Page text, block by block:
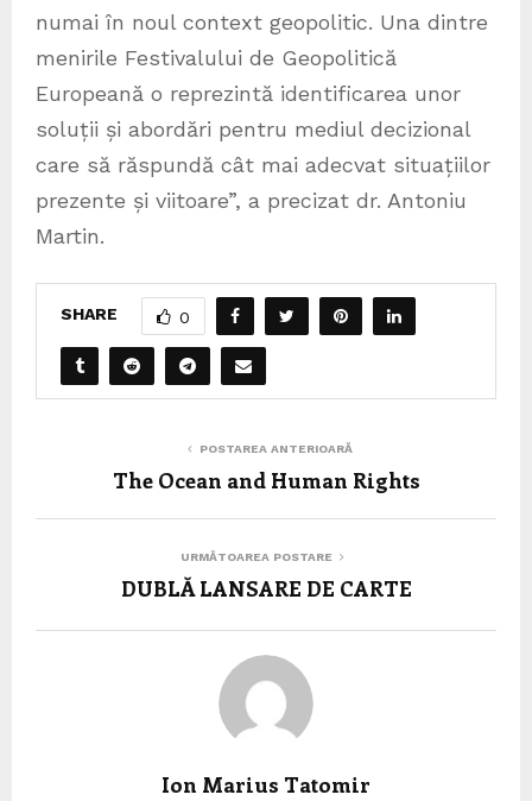
numai în noul context geopolitic. Una dintre
menirile Festivalului de Geopolitică
Europeană o reprezintă identificarea unor
soluții și abordări pentru mediul decizional
care să răspundă cât mai adecvat situațiilor
prezente și viitoare”, a precizat dr. Antoniu
Martin.
SHARE 0
POSTAREA ANTERIOARĂ
The Ocean and Human Rights
URMĂTOAREA POSTARE
DUBLĂ LANSARE DE CARTE
Ion Marius Tatomir